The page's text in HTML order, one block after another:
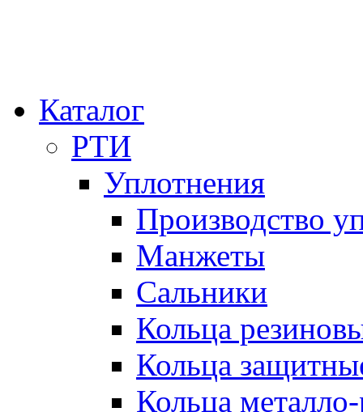
Каталог
РТИ
Уплотнения
Производство
Манжеты
Сальники
Кольца
Кольца
Кольца